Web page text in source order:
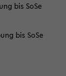
bis SoSe
bis SoSe